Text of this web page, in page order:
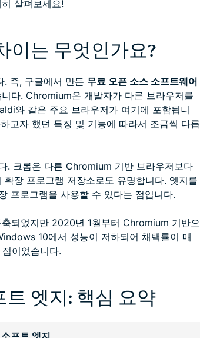
살펴보세요!
는 무엇인가요?
즉, 구글에서 만든 무료 오픈 소스 소프트웨어
다. Chromium은 개발자가 다른 브라우저를
와 같은 주요 브라우저가 여기에 포함됩니
고자 했던 특징 및 기능에 따라서 조금씩 다릅
. 크롬은 다른 Chromium 기반 브라우저보다
장 프로그램 저장소로도 유명합니다. 엣지를
프로그램을 사용할 수 있다는 점입니다.
되었지만 2020년 1월부터 Chromium 기반으
10에서 성능이 저하되어 채택률이 매
이었습니다.
엣지: 핵심 요약